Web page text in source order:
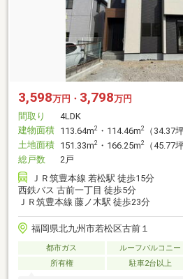
3,598万円・ 3,798万円
間取り
4LDK
建物面積 113.64m2 ・114.46m2
（34.37
土地面積 151.33m2 ・166.25m2
（45.77
総戸数
2戸
ＪＲ筑豊本線 若松駅 徒歩15分
西鉄バス 古前一丁目 徒歩5分
ＪＲ筑豊本線 藤ノ木駅 徒歩23分
福岡県北九州市若松区古前１
都市ガス ルーフバルコニー
所有権
駐車2台以上